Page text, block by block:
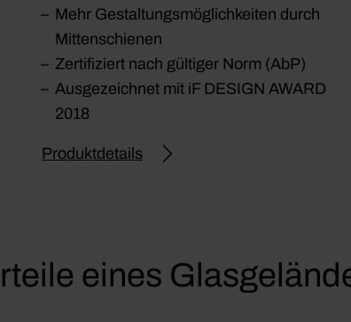
Mehr Gestaltungsmöglichkeiten durch
Mittenschienen
Zertifiziert nach gültiger Norm (AbP)
Ausgezeichnet mit iF DESIGN AWARD
2018
Produktdetails
eines